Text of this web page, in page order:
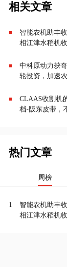
相关文章
智能农机助丰
相江津水稻机
中科原动力获
轮投资，加速
CLAAS收割机
档-阪东皮带，
热门文章
周榜
1
智能农机助丰
相江津水稻机